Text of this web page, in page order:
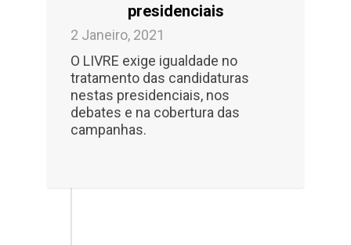
presidenciais
2 Janeiro, 2021
O LIVRE exige igualdade no
tratamento das candidaturas
nestas presidenciais, nos
debates e na cobertura das
campanhas.